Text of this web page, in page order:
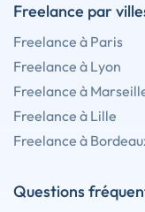
Freelance par
Freelance à Paris
Freelance à Lyon
Freelance à
Freelance à Lille
Freelance à
Questions